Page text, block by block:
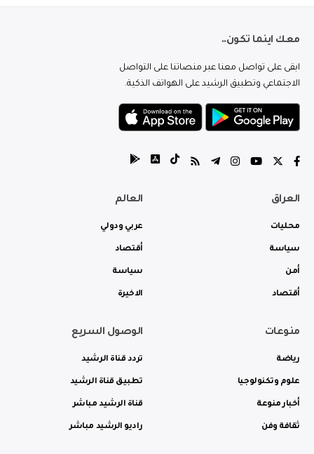
معك اينما تكون..
ابقى على تواصل معنا عبر منصاتنا على التواصل
الاجتماعي وتطبيق الرشيد على الهواتف الذكية.
العراق
محليات
سياسة
أمن
أقتصاد
العالم
عربي ودولي
أقتصاد
سياسة
الاخيرة
منوعات
رياضة
علوم وتكنولوجيا
أخبار منوعة
ثقافة وفن
الوصول السريع
تردد قناة الرشيد
تطبيق قناة الرشيد
قناة الرشيد مباشر
راديو الرشيد مباشر